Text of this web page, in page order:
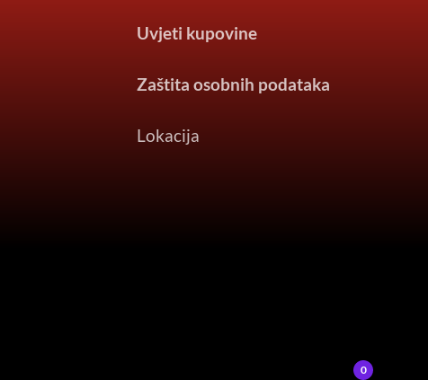
Uvjeti kupovine
Zaštita osobnih podataka
Lokacija
0